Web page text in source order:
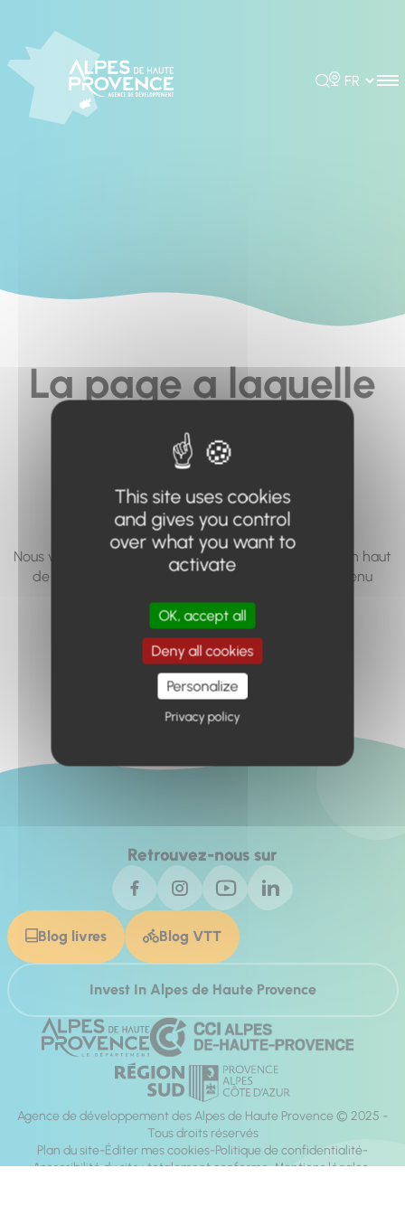
Rechercher
Choisir la
La page a laquelle
vous cherchez à
accéder n'existe
pas... ou plus.
Nous vous invitons à utiliser le moteur de recherche en haut
de page, ou à utiliser le menu pour trouver le contenu
Retour à l'accueil
Retrouvez-nous sur
Blog livres Blog VTT
Invest In Alpes de Haute Provence
Agence de développement des Alpes de Haute Provence © 2025 -
Tous droits réservés
Plan du site Éditer mes cookies Politique de confidentialité
Accessibilité du site : totalement conforme Mentions légales
This site uses cookies
and gives you control
over what you want to
activate
OK, accept all
Deny all cookies
Personalize
Privacy policy